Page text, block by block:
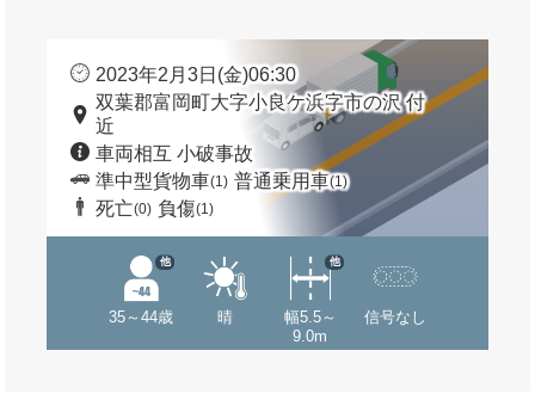
2023年2月3日(金)06:30
双葉郡富岡町大字小良ケ浜字市の沢 付
近
車両相互 小破事故
準中型貨物車(1) 普通乗用車(1)
死亡(0) 負傷(1)
35～44歳
他
晴
幅5.5～
9.0m
他
信号なし